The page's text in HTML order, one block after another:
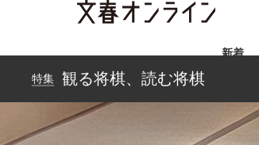
新着
特集 観る将棋、読む将棋